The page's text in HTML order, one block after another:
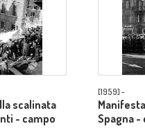
scalinata
- campo
[1959] -
Spagna -